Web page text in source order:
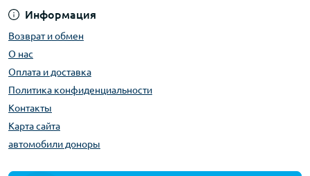
Информация
Возврат и обмен
О нас
Оплата и доставка
Политика конфиденциальности
Контакты
Карта сайта
автомобили доноры